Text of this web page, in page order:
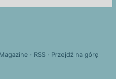
· RSS· Przejdź na górę